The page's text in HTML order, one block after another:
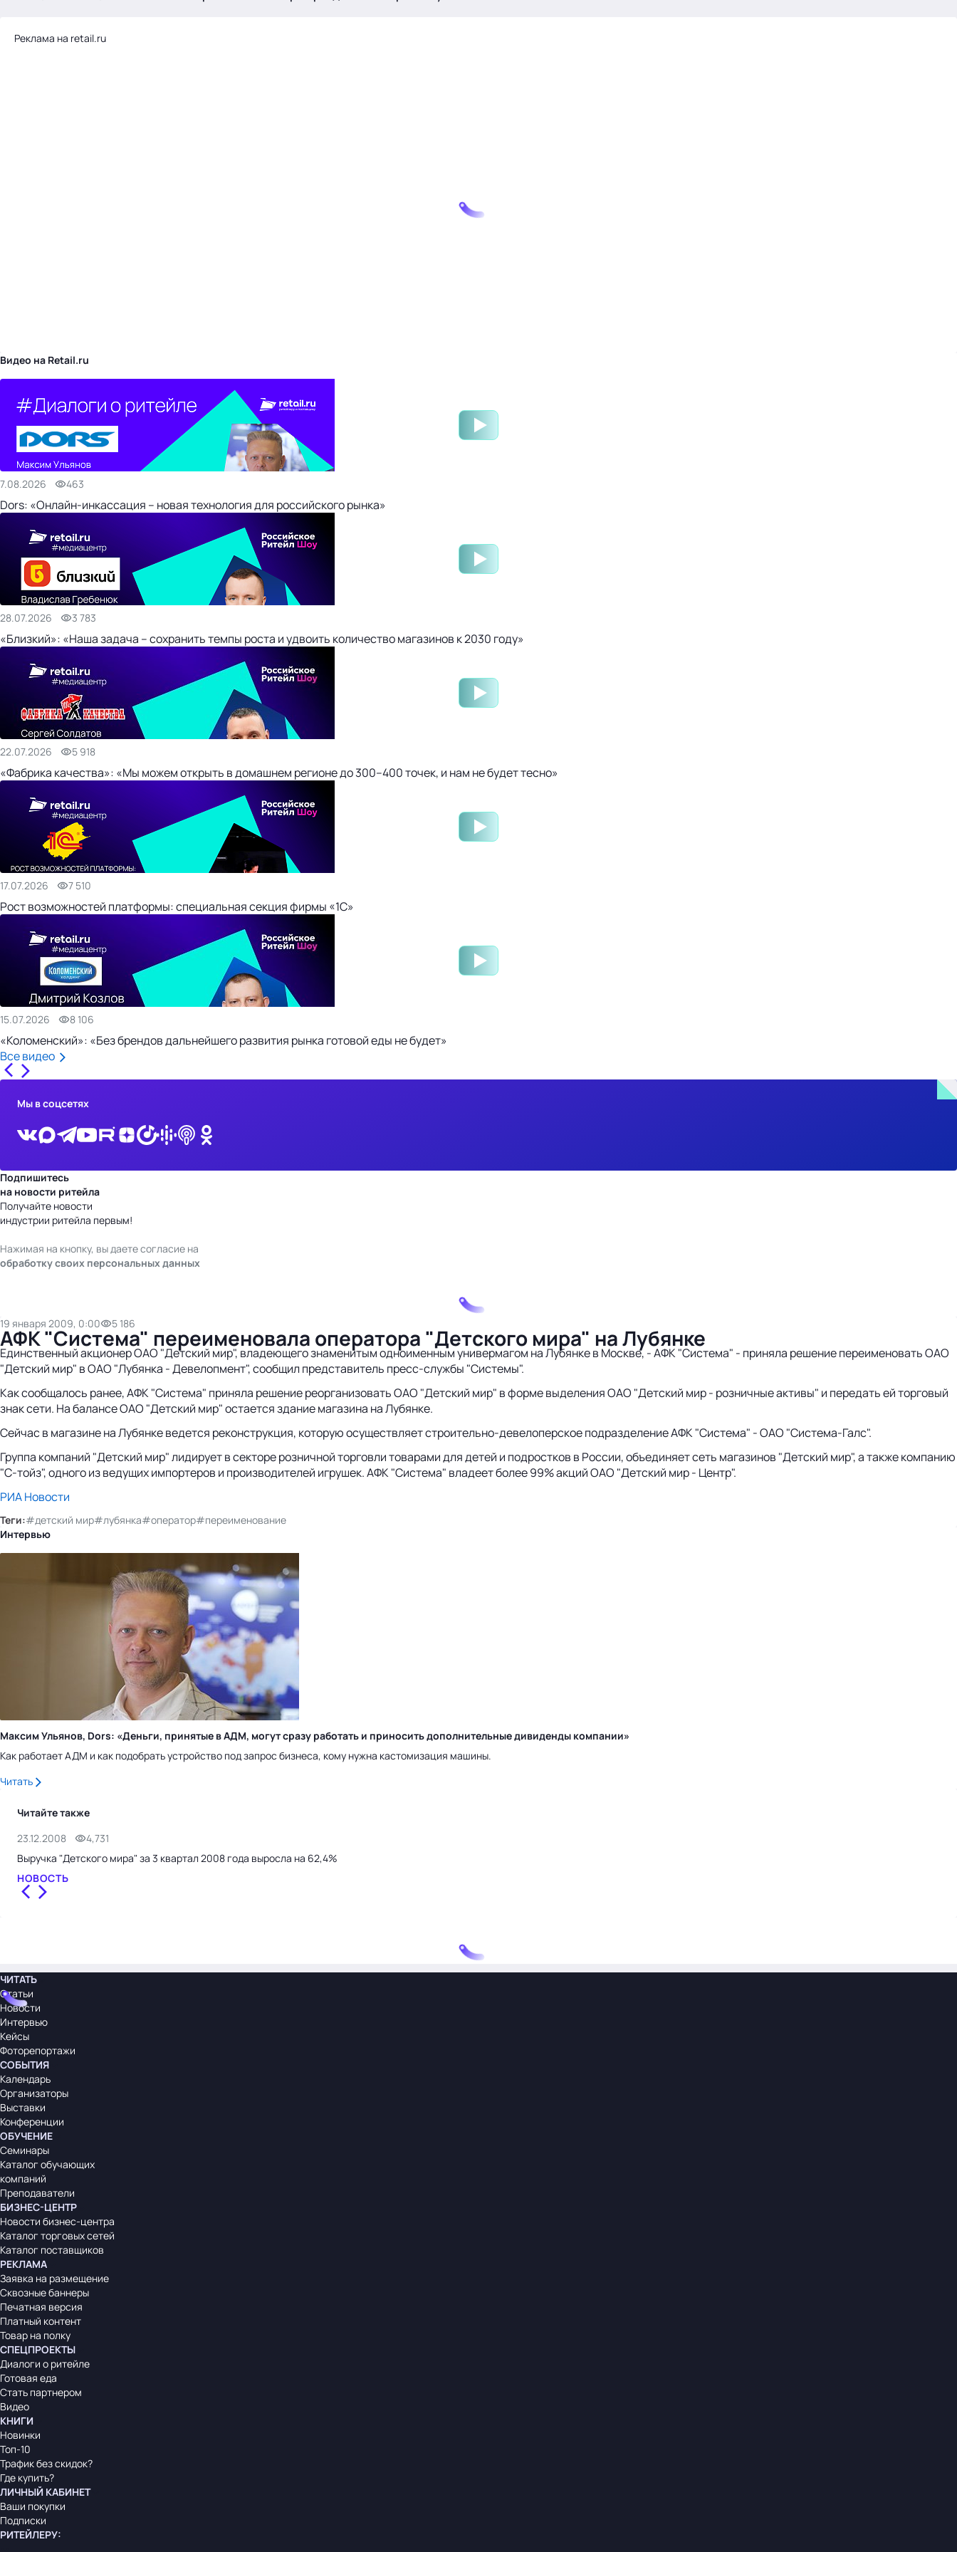
Реклама на retail.ru
Видео на Retail.ru
7.08.2026 463
Dors: «Онлайн-инкассация – новая технология для российского рынка»
28.07.2026 3 783
«Близкий»: «Наша задача – сохранить темпы роста и удвоить количество магазинов к 2030 году»
22.07.2026 5 918
«Фабрика качества»: «Мы можем открыть в домашнем регионе до 300–400 точек, и нам не будет тесно»
17.07.2026 7 510
Рост возможностей платформы: специальная секция фирмы «1С»
15.07.2026 8 106
«Коломенский»: «Без брендов дальнейшего развития рынка готовой еды не будет»
Все видео
Мы в соцсетях
Подпишитесь
на новости ритейла
Получайте новости
индустрии ритейла первым!
Нажимая на кнопку, вы даете согласие на
обработку своих персональных данных
19 января 2009, 0:00 5 186
АФК "Система" переименовала оператора "Детского мира" на Лубянке
Единственный акционер ОАО "Детский мир", владеющего знаменитым одноименным универмагом на Лубянке в Москве, - АФК "Система" - приняла решение переименовать ОАО
"Детский мир" в ОАО "Лубянка - Девелопмент", сообщил представитель пресс-службы "Системы".
Как сообщалось ранее, АФК "Система" приняла решение реорганизовать ОАО "Детский мир" в форме выделения ОАО "Детский мир - розничные активы" и передать ей торговый
знак сети. На балансе ОАО "Детский мир" остается здание магазина на Лубянке.
Сейчас в магазине на Лубянке ведется реконструкция, которую осуществляет строительно-девелоперское подразделение АФК "Система" - ОАО "Система-Галс".
Группа компаний "Детский мир" лидирует в секторе розничной торговли товарами для детей и подростков в России, объединяет сеть магазинов "Детский мир", а также компанию
"С-тойз", одного из ведущих импортеров и производителей игрушек. АФК "Система" владеет более 99% акций ОАО "Детский мир - Центр".
РИА Новости
Теги:#детский мир#лубянка#оператор#переименование
Интервью
Максим Ульянов, Dors: «Деньги, принятые в АДМ, могут сразу работать и приносить дополнительные дивиденды компании»
Как работает АДМ и как подобрать устройство под запрос бизнеса, кому нужна кастомизация машины.
Читать
Читайте также
23.12.2008
4,731
Выручка "Детского мира" за 3 квартал 2008 года выросла на 62,4%
НОВОСТЬ
ЧИТАТЬ
Статьи
Новости
Интервью
Кейсы
Фоторепортажи
СОБЫТИЯ
Календарь
Организаторы
Выставки
Конференции
ОБУЧЕНИЕ
Семинары
Каталог обучающих
компаний
Преподаватели
БИЗНЕС-ЦЕНТР
Новости бизнес-центра
Каталог торговых сетей
Каталог поставщиков
РЕКЛАМА
Заявка на размещение
Сквозные баннеры
Печатная версия
Платный контент
Товар на полку
СПЕЦПРОЕКТЫ
Диалоги о ритейле
Готовая еда
Стать партнером
Видео
КНИГИ
Новинки
Топ-10
Трафик без скидок?
Где купить?
ЛИЧНЫЙ КАБИНЕТ
Ваши покупки
Подписки
РИТЕЙЛЕРУ: